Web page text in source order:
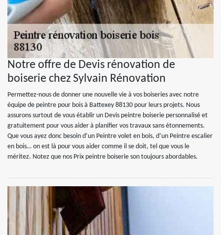
Notre offre de Devis rénovation de
boiserie chez Sylvain Rénovation
Permettez-nous de donner une nouvelle vie à vos boiseries avec notre
équipe de peintre pour bois à Battexey 88130 pour leurs projets. Nous
assurons surtout de vous établir un Devis peintre boiserie personnalisé et
gratuitement pour vous aider à planifier vos travaux sans étonnements.
Que vous ayez donc besoin d’un Peintre volet en bois, d’un Peintre escalier
en bois… on est là pour vous aider comme il se doit, tel que vous le
méritez. Notez que nos Prix peintre boiserie son toujours abordables.